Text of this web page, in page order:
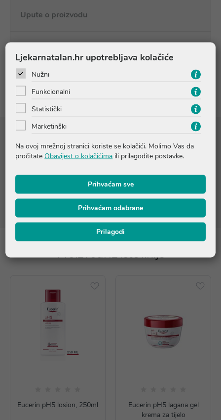
Upute o proizvodu
Recenzije
Sastojci
Aqua Glicerin Pantenol Octyldodecanol Caprylic-Capric-
C12-15 Alkyl Benzoate Glyceryl Stearate SE Triisostearin Citric
Acid Sodium Citrate Tocopheryl Acetate Sodium Cetearyl Sulfate
Dimethicone Carbomer Sodium Hydroxide Pentylene Glycol
Caprylyl Glycol Phenoxyethanol Parfum
Proizvodi iz iste linije
Eucerin pH5 losion, 250ml
Eucerin pH5 lagana gel
krema za tijelo
Ljekarnatalan.hr upotrebljava kolačiće
Nužni
Funkcionalni
Statistički
Marketinški
Na ovoj mrežnoj stranici koriste se kolačići. Molimo Vas da
pročitate Obavijest o kolačićima ili prilagodite postavke.
Prihvaćam sve
Prihvaćam odabrane
Prilagodi